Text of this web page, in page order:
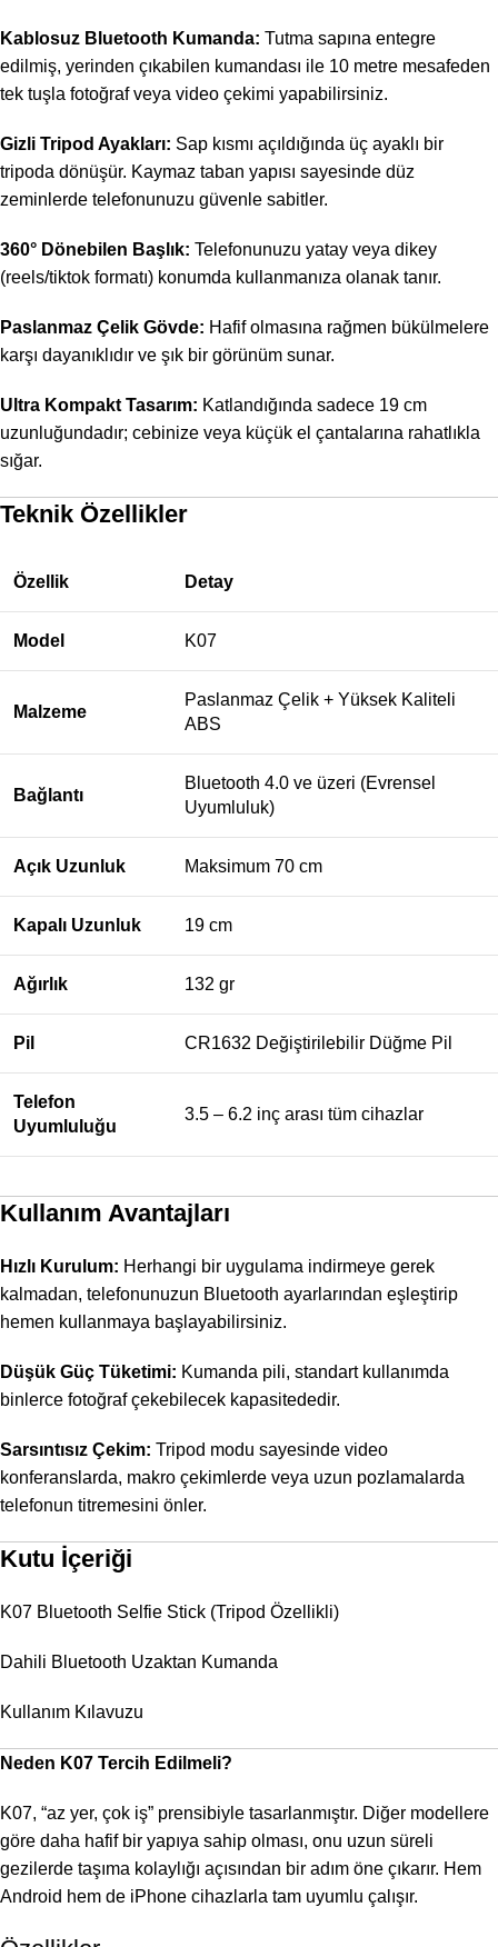
Kablosuz Bluetooth Kumanda: Tutma sapına entegre
edilmiş, yerinden çıkabilen kumandası ile 10 metre mesafeden
tek tuşla fotoğraf veya video çekimi yapabilirsiniz.
Gizli Tripod Ayakları: Sap kısmı açıldığında üç ayaklı bir
tripoda dönüşür. Kaymaz taban yapısı sayesinde düz
zeminlerde telefonunuzu güvenle sabitler.
360° Dönebilen Başlık: Telefonunuzu yatay veya dikey
(reels/tiktok formatı) konumda kullanmanıza olanak tanır.
Paslanmaz Çelik Gövde: Hafif olmasına rağmen bükülmelere
karşı dayanıklıdır ve şık bir görünüm sunar.
Ultra Kompakt Tasarım: Katlandığında sadece 19 cm
uzunluğundadır; cebinize veya küçük el çantalarına rahatlıkla
sığar.
Teknik Özellikler
Özellik Detay
Model K07
Malzeme
Paslanmaz Çelik + Yüksek Kaliteli
ABS
Bağlantı
Bluetooth 4.0 ve üzeri (Evrensel
Uyumluluk)
Açık Uzunluk Maksimum 70 cm
Kapalı Uzunluk 19 cm
Ağırlık 132 gr
Pil CR1632 Değiştirilebilir Düğme Pil
Telefon
Uyumluluğu
3.5 – 6.2 inç arası tüm cihazlar
Kullanım Avantajları
Hızlı Kurulum: Herhangi bir uygulama indirmeye gerek
kalmadan, telefonunuzun Bluetooth ayarlarından eşleştirip
hemen kullanmaya başlayabilirsiniz.
Düşük Güç Tüketimi: Kumanda pili, standart kullanımda
binlerce fotoğraf çekebilecek kapasitededir.
Sarsıntısız Çekim: Tripod modu sayesinde video
konferanslarda, makro çekimlerde veya uzun pozlamalarda
telefonun titremesini önler.
Kutu İçeriği
K07 Bluetooth Selfie Stick (Tripod Özellikli)
Dahili Bluetooth Uzaktan Kumanda
Kullanım Kılavuzu
Neden K07 Tercih Edilmeli?
K07, “az yer, çok iş” prensibiyle tasarlanmıştır. Diğer modellere
göre daha hafif bir yapıya sahip olması, onu uzun süreli
gezilerde taşıma kolaylığı açısından bir adım öne çıkarır. Hem
Android hem de iPhone cihazlarla tam uyumlu çalışır.